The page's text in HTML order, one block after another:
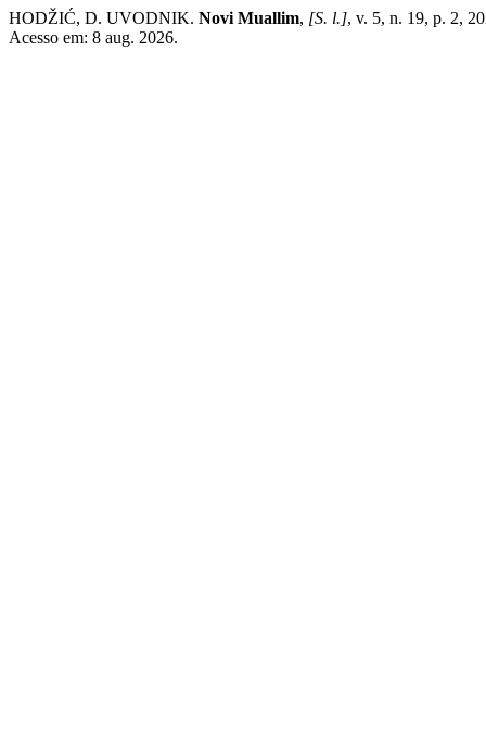
HODŽIĆ, D. UVODNIK. Novi Muallim, [S. l.], v. 5, n. 19, p. 2,
Acesso em: 8 aug. 2026.